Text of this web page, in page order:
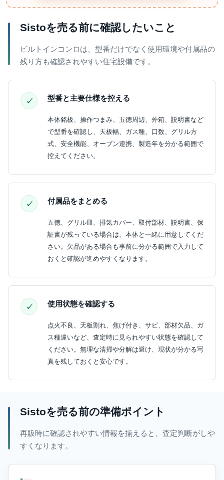
Sistoを売る前に確認したいこと
ビルトインコンロは、型番だけでなく使用環境や付属品の
残り方も確認されやすい住宅設備です。
型番と主要仕様を控える
本体銘板、操作つまみ、五徳周辺、外箱、説明書など
で型番を確認し、天板幅、ガス種、口数、グリル方
式、安全機能、オーブン連携、製造年を分かる範囲で
控えてください。
付属品をまとめる
五徳、グリル皿、排気カバー、取付部材、説明書、保
証書が残っている場合は、本体と一緒に用意してくだ
さい。欠品がある場合も事前に分かる範囲で入力して
おくと確認が進めやすくなります。
使用状態を確認する
点火不良、天板割れ、焦げ付き、サビ、部材欠品、ガ
ス種違いなど、査定時に見られやすい状態を確認して
ください。無理な清掃や分解は避け、現状が分かる写
真を残しておくと安心です。
Sistoを売る前の準備ポイント
再販時に確認されやすい情報を揃えると、査定判断がしや
すくなります。